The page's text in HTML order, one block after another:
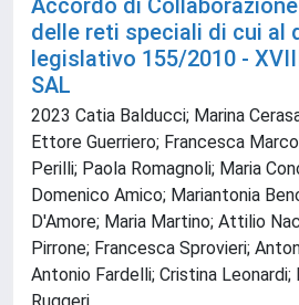
Accordo di
delle reti speciali di cui al
legislativo 155/2010 -
SAL
2023 Catia Balducci; Marina
Ettore Guerriero; Francesca
Perilli; Paola Romagnoli; Maria
Domenico Amico; Mariantonia
D'Amore; Maria Martino; Attilio
Pirrone; Francesca Sprovieri;
Antonio Fardelli; Cristina